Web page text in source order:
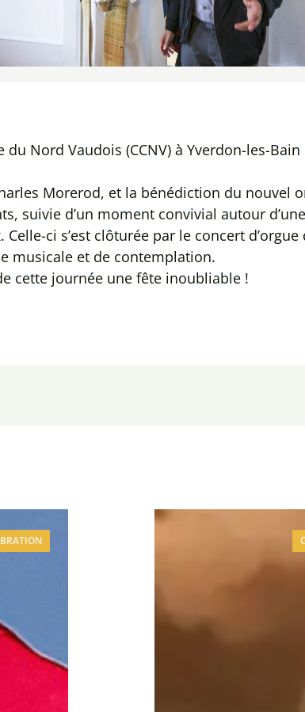
Nord Vaudois (CCNV) à Yverdon-les-Bain
Morerod, et la bénédiction du nouvel
suivie d’un moment convivial autour d’une
ci s’est clôturée par le concert d’orgue
musicale et de contemplation.
cette journée une fête inoubliable !